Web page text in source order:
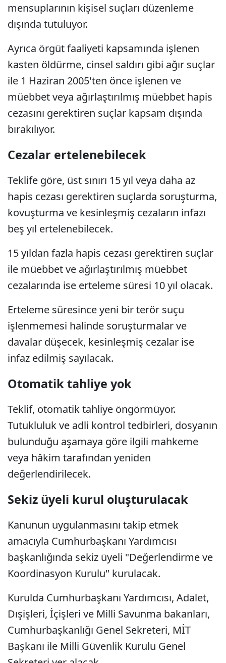
mensuplarının kişisel suçları düzenleme
dışında tutuluyor.
Ayrıca örgüt faaliyeti kapsamında işlenen
kasten öldürme, cinsel saldırı gibi ağır suçlar
ile 1 Haziran 2005'ten önce işlenen ve
müebbet veya ağırlaştırılmış müebbet hapis
cezasını gerektiren suçlar kapsam dışında
bırakılıyor.
Cezalar ertelenebilecek
Teklife göre, üst sınırı 15 yıl veya daha az
hapis cezası gerektiren suçlarda soruşturma,
kovuşturma ve kesinleşmiş cezaların infazı
beş yıl ertelenebilecek.
15 yıldan fazla hapis cezası gerektiren suçlar
ile müebbet ve ağırlaştırılmış müebbet
cezalarında ise erteleme süresi 10 yıl olacak.
Erteleme süresince yeni bir terör suçu
işlenmemesi halinde soruşturmalar ve
davalar düşecek, kesinleşmiş cezalar ise
infaz edilmiş sayılacak.
Otomatik tahliye yok
Teklif, otomatik tahliye öngörmüyor.
Tutukluluk ve adli kontrol tedbirleri, dosyanın
bulunduğu aşamaya göre ilgili mahkeme
veya hâkim tarafından yeniden
değerlendirilecek.
Sekiz üyeli kurul oluşturulacak
Kanunun uygulanmasını takip etmek
amacıyla Cumhurbaşkanı Yardımcısı
başkanlığında sekiz üyeli "Değerlendirme ve
Koordinasyon Kurulu" kurulacak.
Kurulda Cumhurbaşkanı Yardımcısı, Adalet,
Dışişleri, İçişleri ve Milli Savunma bakanları,
Cumhurbaşkanlığı Genel Sekreteri, MİT
Başkanı ile Milli Güvenlik Kurulu Genel